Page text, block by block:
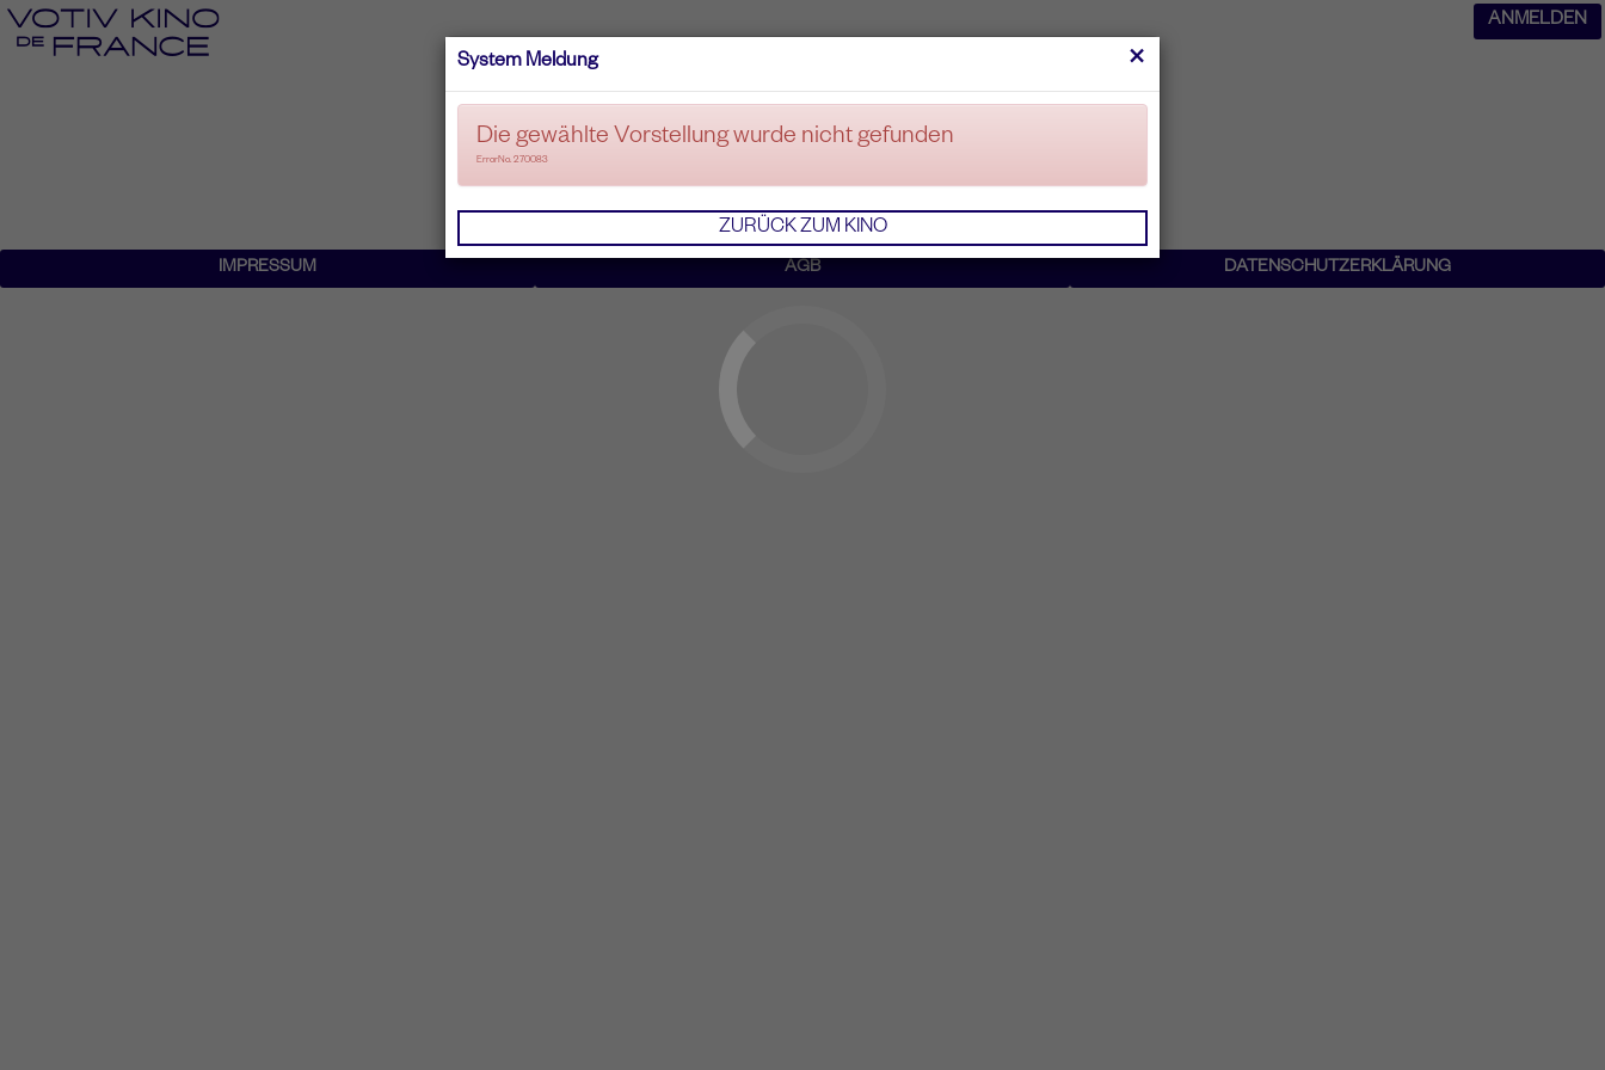
ANMELDEN
×
System Meldung
Die gewählte Vorstellung wurde nicht gefunden
ErrorNo. 270083
ZURÜCK ZUM KINO
IMPRESSUM AGB DATENSCHUTZERKLÄRUNG